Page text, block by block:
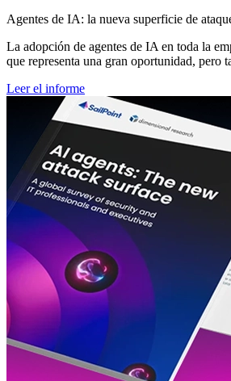
Agentes de IA: la nueva superficie de
La adopción de agentes de IA en toda la
que representa una gran oportunidad, pero
Leer el informe